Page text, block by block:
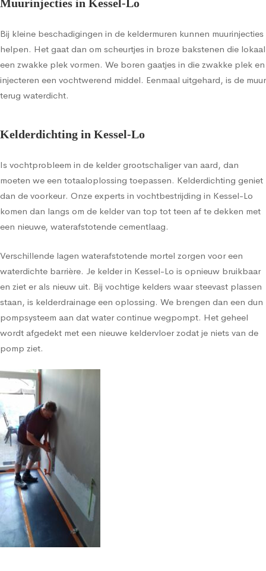
Muurinjecties in Kessel-Lo
Bij kleine beschadigingen in de keldermuren kunnen muurinjecties
helpen. Het gaat dan om scheurtjes in broze bakstenen die lokaal
een zwakke plek vormen. We boren gaatjes in die zwakke plek en
injecteren een vochtwerend middel. Eenmaal uitgehard, is de muur
terug waterdicht.
Kelderdichting in Kessel-Lo
Is vochtprobleem in de kelder grootschaliger van aard, dan
moeten we een totaaloplossing toepassen. Kelderdichting geniet
dan de voorkeur. Onze experts in vochtbestrijding in Kessel-Lo
komen dan langs om de kelder van top tot teen af te dekken met
een nieuwe, waterafstotende cementlaag.
Verschillende lagen waterafstotende mortel zorgen voor een
waterdichte barrière. Je kelder in Kessel-Lo is opnieuw bruikbaar
en ziet er als nieuw uit. Bij vochtige kelders waar steevast plassen
staan, is kelderdrainage een oplossing. We brengen dan een dun
pompsysteem aan dat water continue wegpompt. Het geheel
wordt afgedekt met een nieuwe keldervloer zodat je niets van de
pomp ziet.